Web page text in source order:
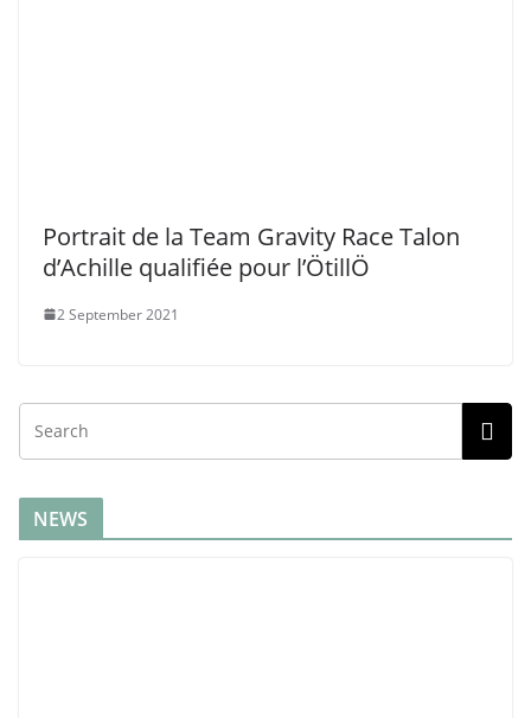
Portrait de la Team Gravity Race Talon
d’Achille qualifiée pour l’ÖtillÖ
2 September 2021
NEWS